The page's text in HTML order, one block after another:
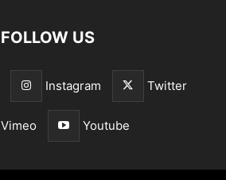
FOLLOW US
Instagram Twitter
Vimeo Youtube